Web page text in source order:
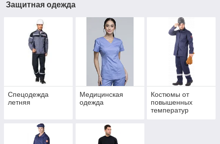
Защитная одежда
Спецодежда
летняя
Медицинская
одежда
Костюмы от
повышенных
температур